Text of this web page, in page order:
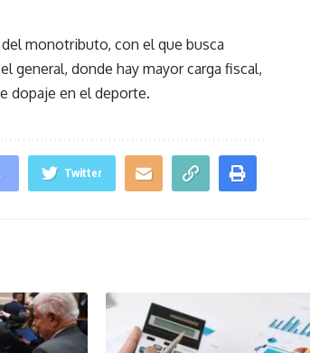
monotributo, con el que busca
general, donde hay mayor carga fiscal,
dopaje en el deporte.
Twitter